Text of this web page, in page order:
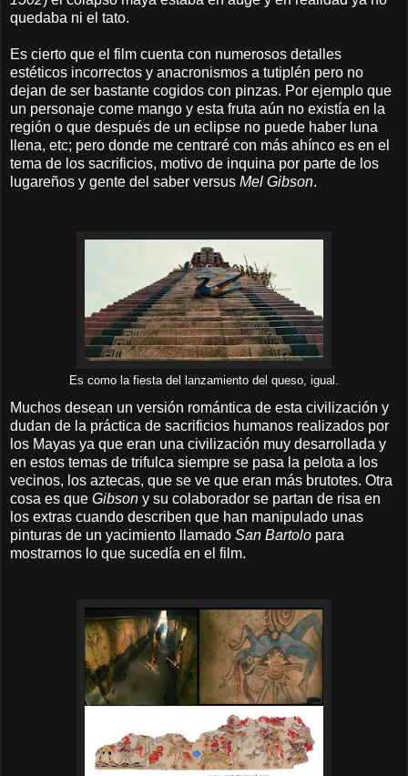
quedaba ni el tato.
Es cierto que el film cuenta con numerosos detalles
estéticos incorrectos y anacronismos a tutiplén pero no
dejan de ser bastante cogidos con pinzas. Por ejemplo que
un personaje come mango y esta fruta aún no existía en la
región o que después de un eclipse no puede haber luna
llena, etc; pero donde me centraré con más ahínco es en el
tema de los sacrificios, motivo de inquina por parte de los
lugareños y gente del saber versus Mel Gibson.
Es como la fiesta del lanzamiento del queso, igual.
Muchos desean un versión romántica de esta civilización y
dudan de la práctica de sacrificios humanos realizados por
los Mayas ya que eran una civilización muy desarrollada y
en estos temas de trifulca siempre se pasa la pelota a los
vecinos, los aztecas, que se ve que eran más brutotes. Otra
cosa es que Gibson y su colaborador se partan de risa en
los extras cuando describen que han manipulado unas
pinturas de un yacimiento llamado San Bartolo para
mostrarnos lo que sucedía en el film.